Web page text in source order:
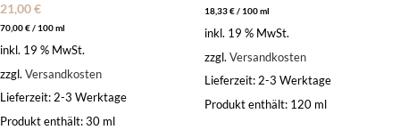
21,00€
70,00€/ 100ml
inkl. 19 % MwSt.
zzgl. Versandkosten
Lieferzeit: 2-3 Werktage
Produkt enthält: 30 ml
18,33€/ 100ml
inkl. 19 % MwSt.
zzgl. Versandkosten
Lieferzeit: 2-3 Werktage
Produkt enthält: 120 ml